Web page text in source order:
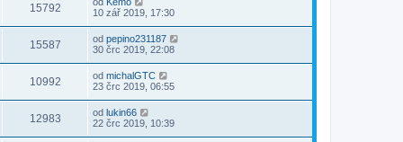
15792
10 zář 2019, 17:30
15587 od pepino231187
30 črc 2019, 22:08
10992 od michalGTC
23 črc 2019, 06:55
12983 od lukin66
22 črc 2019, 10:39